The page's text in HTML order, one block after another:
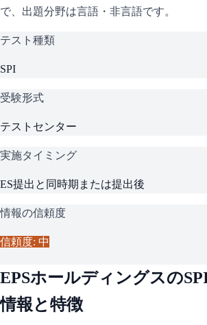
で、 出題分野は言語・非言語です。
テスト種類
SPI
受験形式
テストセンター
実施タイミング
ES提出と同時期または提出後
情報の信頼度
信頼度: 中
EPSホールディングスの
情報と特徴